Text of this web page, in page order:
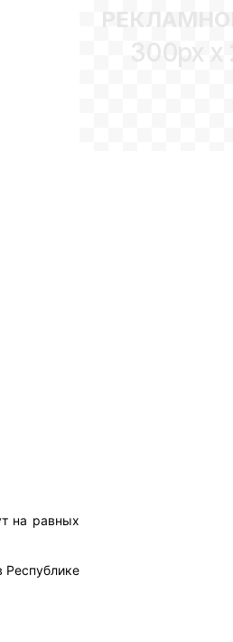
на равных
Республике
300px x